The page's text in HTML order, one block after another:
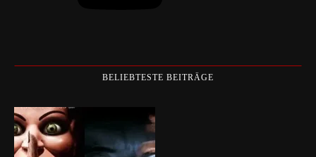
BELIEBTESTE BEITRÄGE